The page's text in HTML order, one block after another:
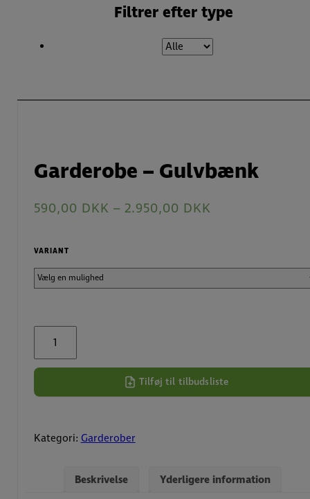
Filtrer efter type
Garderobe – Gulvbænk
590,00 DKK – 2.950,00 DKK
VARIANT
Gulvbænk
Tilføj til tilbudsliste
Kategori:Garderober
Beskrivelse Yderligere information